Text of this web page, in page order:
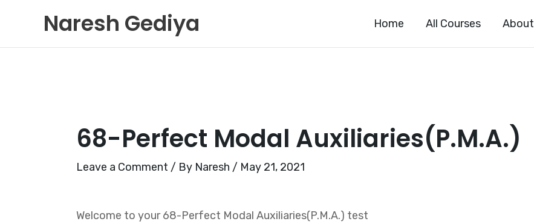
content
Naresh Gediya Home All Courses About
68-Perfect Modal Auxiliaries(P.M.A.)
Leave a Comment / By Naresh / May 21, 2021
Welcome to your 68-Perfect Modal Auxiliaries(P.M.A.) test